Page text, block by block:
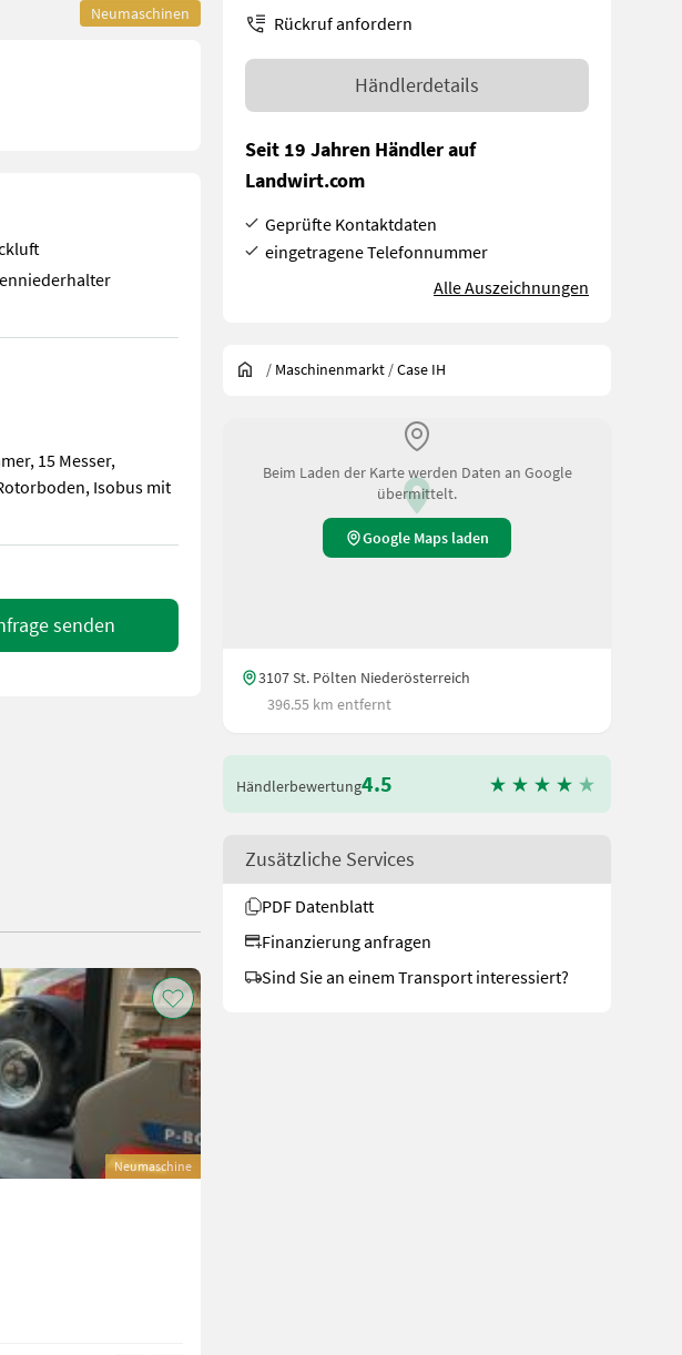
Neumaschinen
15 Messer,
Isobus mit
15 Messer, Rollenniederhalter, 2,30 m Pickup, Netzbindung, Druckluftbremse,
senden
Rückruf anfordern
Händlerdetails
Seit 19 Jahren Händler auf
Landwirt.com
Geprüfte Kontaktdaten
eingetragene Telefonnummer
Alle Auszeichnungen
/ Maschinenmarkt /Case IH
Beim Laden der Karte werden Daten an Google
übermittelt.
Google Maps laden
3107 St. Pölten Niederösterreich
396.55 km entfernt
Händlerbewertung4.5
Zusätzliche Services
PDF Datenblatt
Finanzierung anfragen
Sind Sie an einem Transport interessiert?
Neumaschine